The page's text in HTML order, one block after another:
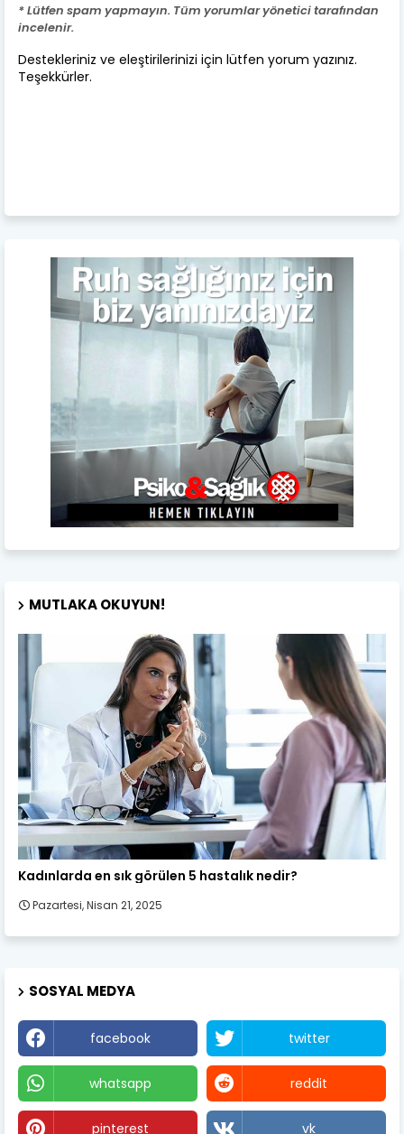
* Lütfen spam yapmayın. Tüm yorumlar yönetici tarafından
incelenir.
Destekleriniz ve eleştirilerinizi için lütfen yorum yazınız.
Teşekkürler.
MUTLAKA OKUYUN!
Kadın Sağlığı
Kadınlarda en sık görülen 5 hastalık nedir?
Pazartesi, Nisan 21, 2025
SOSYAL MEDYA
facebook twitter
whatsapp reddit
pinterest vk